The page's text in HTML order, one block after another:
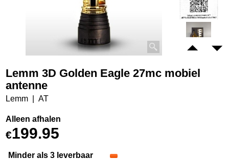
Lemm 3D Golden Eagle 27mc mobiel
antenne
Lemm AT
Alleen afhalen
€199.95
Minder als 3 leverbaar